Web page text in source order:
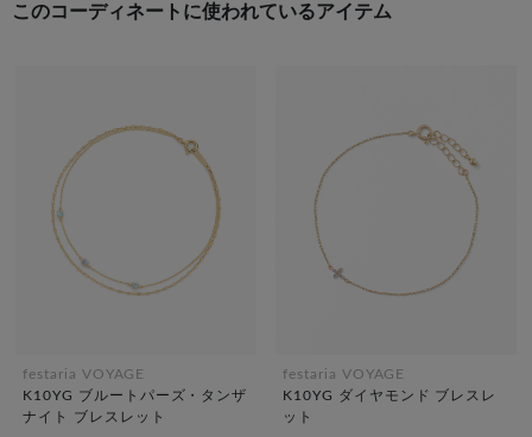
このコーディネートに使われているアイテム
festaria VOYAGE
K10YG ブルートパーズ・タンザ
ナイト ブレスレット
festaria VOYAGE
K10YG ダイヤモンド ブレスレ
ット